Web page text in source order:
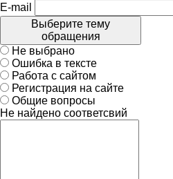
E-mail
Выберите тему
обращения
Не выбрано
Ошибка в тексте
Работа с сайтом
Регистрация на сайте
Общие вопросы
Не найдено соответсвий